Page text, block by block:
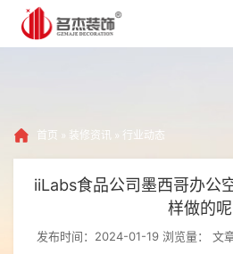
首页 » 装修资讯 » 行业动态
iiLabs食品公司墨西哥办公
样做的呢
发布时间：2024-01-19 浏览量： 文